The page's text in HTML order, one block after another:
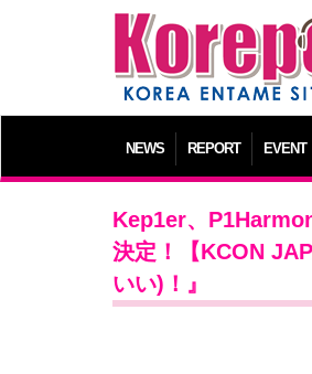
NEWS REPORT EVENT
Kep1er、
決定！【KCON
いい)！』